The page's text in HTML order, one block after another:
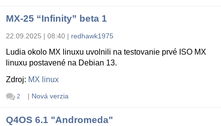
MX-25 “Infinity” beta 1
22.09.2025 | 08:40 | redhawk1975
Ludia okolo MX linuxu uvolnili na testovanie prvé ISO MX
linuxu postavené na Debian 13.
Zdroj: MX linux
2 | Nová verzia
Q4OS 6.1 "Andromeda"